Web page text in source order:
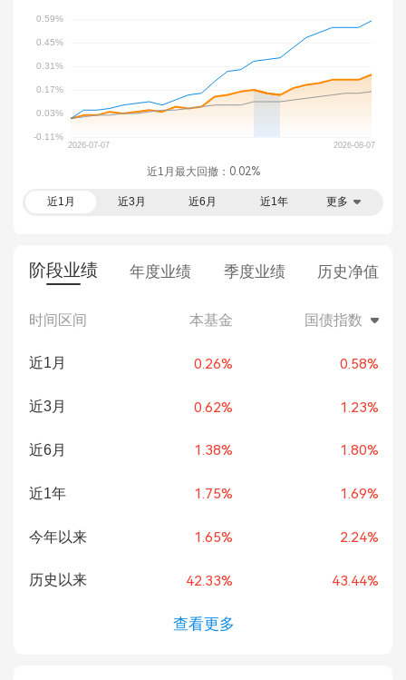
近1月最大回撤： 0.02%
近1月 近3月 近6月 近1年 更多
阶段业绩 年度业绩 季度业绩 历史净值
时间区间 本基金 国债指数
近1月 0.26% 0.58%
近3月 0.62% 1.23%
近6月 1.38% 1.80%
近1年 1.75% 1.69%
今年以来 1.65% 2.24%
历史以来 42.33% 43.44%
查看更多